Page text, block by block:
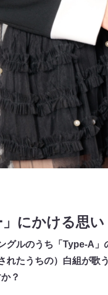
にかける思い
ルのうち「Type-A」
れたうちの）白組が
？